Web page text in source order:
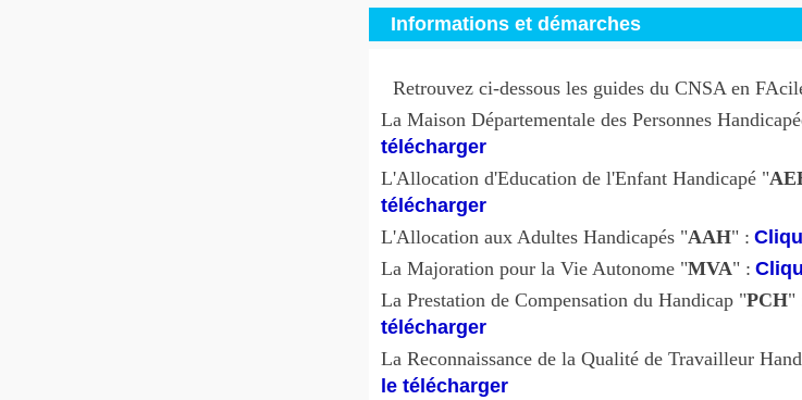
Informations et démarches
Retrouvez ci-dessous les guides du CNSA en
La Maison Départementale des Personnes
télécharger
L'Allocation d'Education de l'Enfant Handicapé "
télécharger
L'Allocation aux Adultes Handicapés "AAH" :
La Majoration pour la Vie Autonome "MVA" :
La Prestation de Compensation du Handicap "PCH"
télécharger
La Reconnaissance de la Qualité de Travailleur
le télécharger